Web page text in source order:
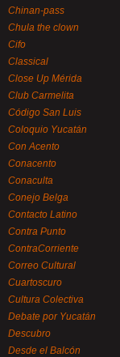
Chinan-pass
Chula the clown
Cifo
Classical
Close Up Mérida
Club Carmelita
Código San Luis
Coloquio Yucatán
Con Acento
Conacento
Conaculta
Conejo Belga
Contacto Latino
Contra Punto
ContraCorriente
Correo Cultural
Cuartoscuro
Cultura Colectiva
Debate por Yucatán
Descubro
Desde el Balcón